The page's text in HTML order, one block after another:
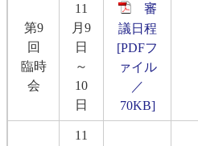
第9
回
臨時
会
11
月9
日
～
10
日
審
議日程
[PDFフ
ァイル
／
70KB]
11